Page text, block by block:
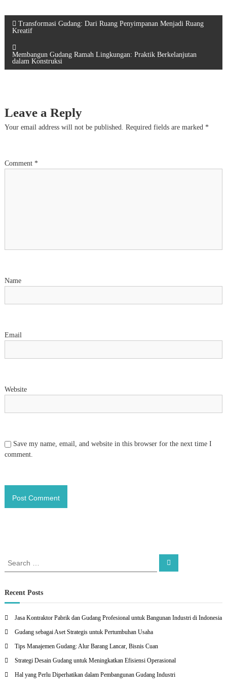
P
s
n
v
t
i
o
Transformasi Gudang: Dari Ruang Penyimpanan Menjadi Ruang
Kreatif
Membangun Gudang Ramah Lingkungan: Praktik Berkelanjutan
dalam Konstruksi
Leave a Reply
Your email address will not be published. Required fields are marked *
Comment *
Name
Email
Website
Save my name, email, and website in this browser for the next time I
comment.
r
c
o
r
S
Recent Posts
Jasa Kontraktor Pabrik dan Gudang Profesional untuk Bangunan Industri di Indonesia
Gudang sebagai Aset Strategis untuk Pertumbuhan Usaha
Tips Manajemen Gudang: Alur Barang Lancar, Bisnis Cuan
Strategi Desain Gudang untuk Meningkatkan Efisiensi Operasional
Hal yang Perlu Diperhatikan dalam Pembangunan Gudang Industri